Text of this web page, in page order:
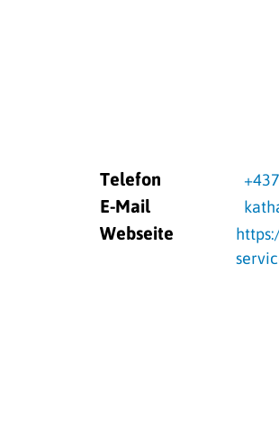
Telefon
E-Mail
Webseite